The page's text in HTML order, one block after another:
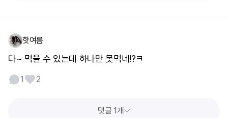
핫여름
다~ 먹을 수 있는데 하나만 못먹네!?ㅋ
1 2
댓글 1개